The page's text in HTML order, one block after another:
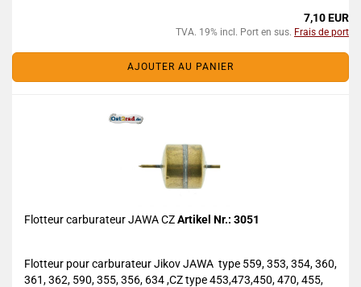
7,10 EUR
TVA. 19% incl. Port en sus. Frais de port
AJOUTER AU PANIER
Flotteur carburateur JAWA CZArtikel Nr.: 3051
Flotteur pour carburateur Jikov JAWA type 559, 353, 354, 360,
361, 362, 590, 355, 356, 634 ,CZ type 453,473,450, 470, 455,